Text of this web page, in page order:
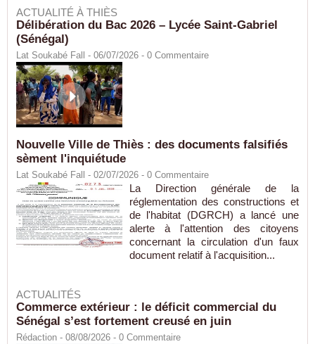
ACTUALITÉ À THIÈS
Délibération du Bac 2026 – Lycée Saint-Gabriel
(Sénégal)
Lat Soukabé Fall - 06/07/2026 - 0 Commentaire
Nouvelle Ville de Thiès : des documents falsifiés
sèment l'inquiétude
Lat Soukabé Fall - 02/07/2026 - 0 Commentaire
La Direction générale de la
réglementation des constructions et
de l'habitat (DGRCH) a lancé une
alerte à l'attention des citoyens
concernant la circulation d'un faux
document relatif à l'acquisition...
ACTUALITÉS
Commerce extérieur : le déficit commercial du
Sénégal s’est fortement creusé en juin
Rédaction - 08/08/2026 - 0 Commentaire